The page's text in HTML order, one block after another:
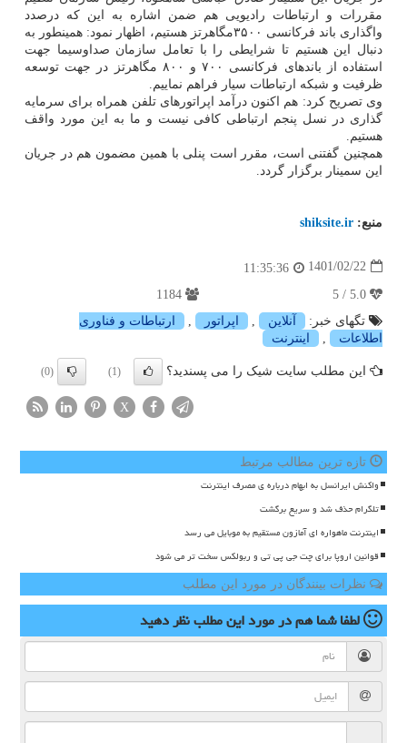
مقررات و ارتباطات رادیویی هم ضمن اشاره به این که درصدد
واگذاری باند فرکانسی ۳۵۰۰مگاهرتز هستیم، اظهار نمود: همینطور به
دنبال این هستیم تا شرایطی را با تعامل سازمان صداوسیما جهت
استفاده از باندهای فرکانسی ۷۰۰ و ۸۰۰ مگاهرتز در جهت توسعه
ظرفیت و شبکه ارتباطات سیار فراهم نماییم.
وی تصریح کرد: هم اکنون درآمد اپراتورهای تلفن همراه برای سرمایه
گذاری در نسل پنجم ارتباطی کافی نیست و ما به این مورد واقف
هستیم.
همچنین گفتنی است، مقرر است پنلی با همین مضمون هم در جریان
این سمینار برگزار گردد.
منبع: shiksite.ir
1401/02/22
11:35:36
تگهای خبر:
آنلاین اپراتور
ارتباطات و فناوری
اطلاعات
اینترنت
این مطلب سایت شیک را می پسندید؟ (1)
(0)
X
تازه ترین مطالب مرتبط
واکنش ایرانسل به ابهام درباره ی مصرف اینترنت
تلگرام حذف شد و سریع برگشت
اینترنت ماهواره ای آمازون مستقیم به موبایل می رسد
قوانین اروپا برای چت جی پی تی و ربولکس سخت تر می شود
نظرات بینندگان در مورد این مطلب
لطفا شما همدر مورد این مطلبنظر دهید